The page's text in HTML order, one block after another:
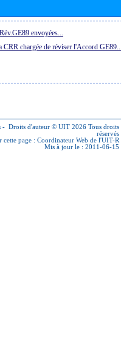
envoyées...
CRR chargée de réviser l'Accord
- Droits d'auteur © UIT 2026 Tous droits
réservés
cette page : Coordinateur Web de l'UIT-R
Mis à jour le : 2011-06-15